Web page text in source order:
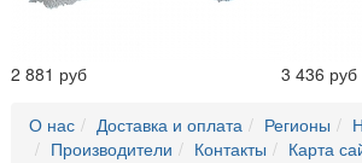
2 881 руб 3 436 руб
О нас Доставка и оплата Регионы
Производители
Контакты Карта